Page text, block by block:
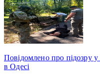
Повідомлено про підозру у
в Одесі